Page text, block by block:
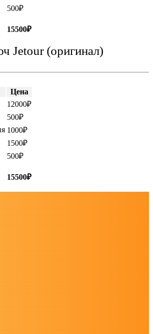
500₽
15500₽
Jetour (оригинал)
Цена
12000₽
500₽
1000₽
1500₽
500₽
15500₽